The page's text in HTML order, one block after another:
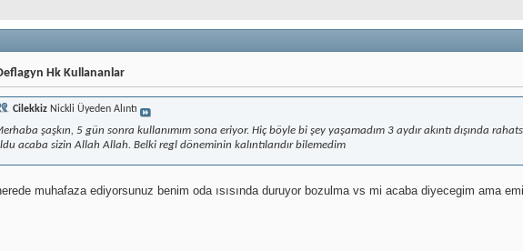
Hk Kullananlar
Cilekkiz Nickli Üyeden Alıntı
şaşkın, 5 gün sonra kullanımım sona eriyor. Hiç böyle bi şey yaşamadım 3 aydır akıntı dışında
acaba sizin Allah Allah. Belki regl döneminin kalıntılarıdır bilemedim
muhafaza ediyorsunuz benim oda ısısında duruyor bozulma vs mi acaba diyecegim ama